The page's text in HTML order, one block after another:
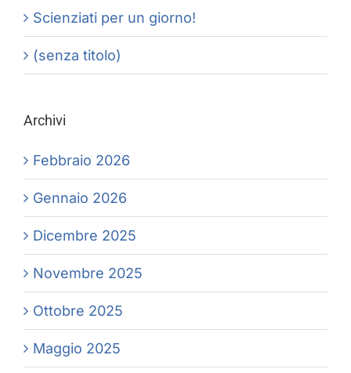
Scienziati per un giorno!
(senza titolo)
Archivi
Febbraio 2026
Gennaio 2026
Dicembre 2025
Novembre 2025
Ottobre 2025
Maggio 2025